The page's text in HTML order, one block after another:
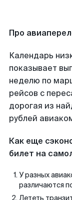
Про
Календарь
показывает
неделю по
рейсов с
дорогая из
рублей
Как еще
билет на
У разных
различаются
Лететь